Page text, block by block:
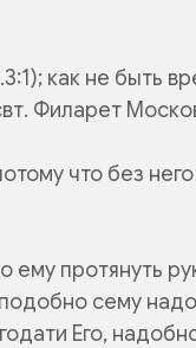
как не быть
Филарет
что без
протянуть
сему
Его,